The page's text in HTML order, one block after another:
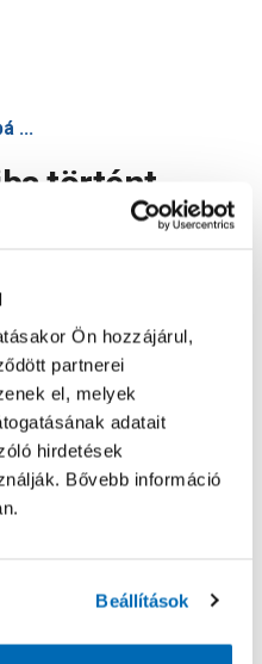
Ön hozzájárul,
partnerei
el, melyek
adatait
hirdetések
Bővebb információ
Beállítások
...
történt